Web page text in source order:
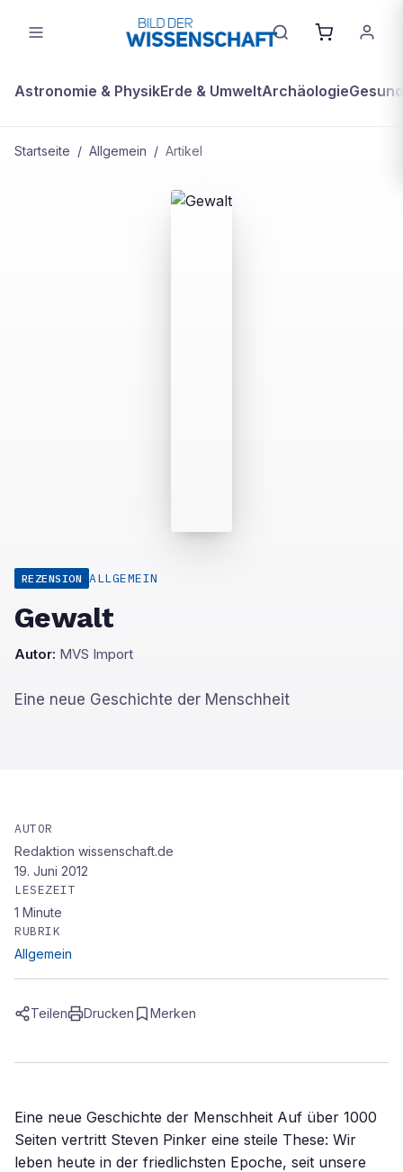
Astronomie & PhysikErde & UmweltArchäologie
Startseite / Allgemein / Artikel
REZENSION ALLGEMEIN
Gewalt
Autor: MVS Import
Eine neue Geschichte der Menschheit
AUTOR
Redaktion wissenschaft.de
19. Juni 2012
LESEZEIT
1 Minute
RUBRIK
Allgemein
Teilen Drucken Merken
Eine neue Geschichte der Menschheit Auf über 1000
Seiten vertritt Steven Pinker eine steile These: Wir
leben heute in der friedlichsten Epoche, seit unsere